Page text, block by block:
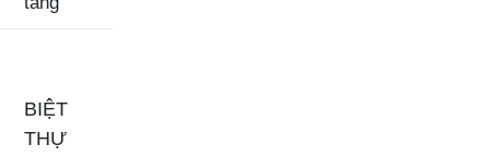
BIỆT
THỰ